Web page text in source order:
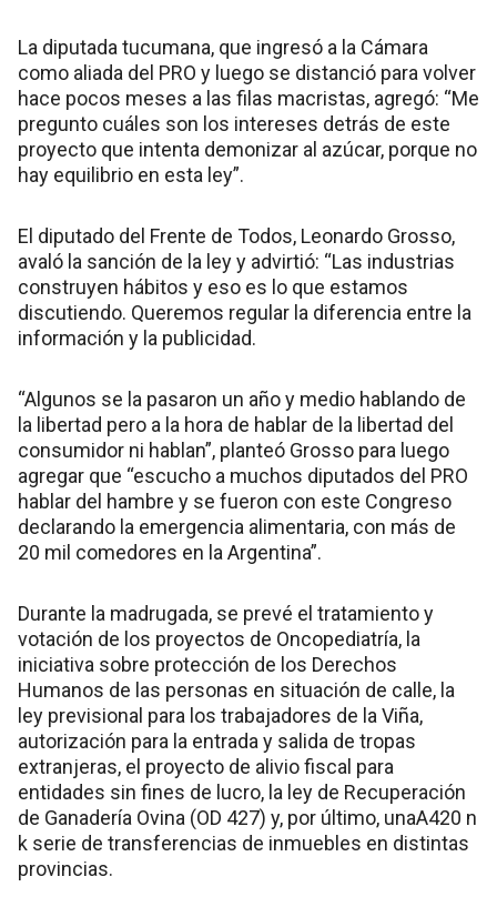
La diputada tucumana, que ingresó a la Cámara
como aliada del PRO y luego se distanció para volver
hace pocos meses a las filas macristas, agregó: “Me
pregunto cuáles son los intereses detrás de este
proyecto que intenta demonizar al azúcar, porque no
hay equilibrio en esta ley”.
El diputado del Frente de Todos, Leonardo Grosso,
avaló la sanción de la ley y advirtió: “Las industrias
construyen hábitos y eso es lo que estamos
discutiendo. Queremos regular la diferencia entre la
información y la publicidad.
“Algunos se la pasaron un año y medio hablando de
la libertad pero a la hora de hablar de la libertad del
consumidor ni hablan”, planteó Grosso para luego
agregar que “escucho a muchos diputados del PRO
hablar del hambre y se fueron con este Congreso
declarando la emergencia alimentaria, con más de
20 mil comedores en la Argentina”.
Durante la madrugada, se prevé el tratamiento y
votación de los proyectos de Oncopediatría, la
iniciativa sobre protección de los Derechos
Humanos de las personas en situación de calle, la
ley previsional para los trabajadores de la Viña,
autorización para la entrada y salida de tropas
extranjeras, el proyecto de alivio fiscal para
entidades sin fines de lucro, la ley de Recuperación
de Ganadería Ovina (OD 427) y, por último, unaA420 n
k serie de transferencias de inmuebles en distintas
provincias.